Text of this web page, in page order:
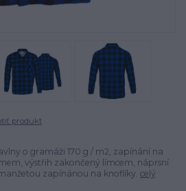
produkt
o gramáži 170 g / m2, zapínání na
výstřih zakončený límcem, náprsní
zapínánou na knoflíky. celý